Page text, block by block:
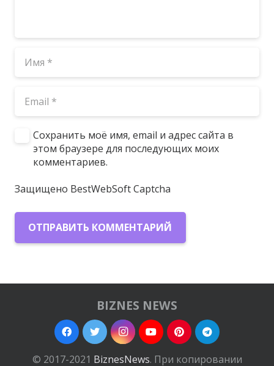
Сохранить моё имя, email и адрес сайта в
этом браузере для последующих моих
комментариев.
Защищено BestWebSoft Captcha
ОТПРАВИТЬ КОММЕНТАРИЙ
BIZNES NEWS
© 2017-2021 BiznesNews. При копировании